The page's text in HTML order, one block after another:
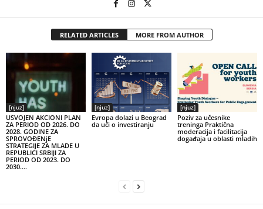
RELATED ARTICLES MORE FROM AUTHOR
[njuz]
USVOJEN AKCIONI PLAN
ZA PERIOD OD 2026. DO
2028. GODINE ZA
SPROVOĐENjE
STRATEGIJE ZA MLADE U
REPUBLICI SRBIJI ZA
PERIOD OD 2023. DO
2030....
[njuz]
Evropa dolazi u Beograd
da uči o investiranju
[njuz]
Poziv za učesnike
treninga Praktična
moderacija i facilitacija
događaja u oblasti mladih